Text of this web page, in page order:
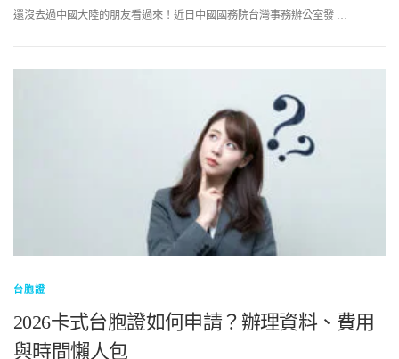
還沒去過中國大陸的朋友看過來！近日中國國務院台灣事務辦公室發 …
台胞證
2026卡式台胞證如何申請？辦理資料、費用
與時間懶人包